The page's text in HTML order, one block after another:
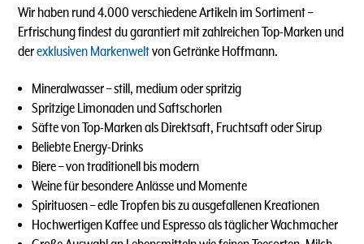
Wir haben rund 4.000 verschiedene Artikeln im Sortiment –
Erfrischung findest du garantiert mit zahlreichen Top-Marken und
derexklusiven Markenweltvon Getränke Hoffmann.
Mineralwasser – still, medium oder spritzig
Spritzige Limonaden und Saftschorlen
Säfte von Top-Marken als Direktsaft, Fruchtsaft oder Sirup
Beliebte Energy-Drinks
Biere – von traditionell bis modern
Weine für besondere Anlässe und Momente
Spirituosen – edle Tropfen bis zu ausgefallenen Kreationen
Hochwertigen Kaffee und Espresso als täglicher Wachmacher